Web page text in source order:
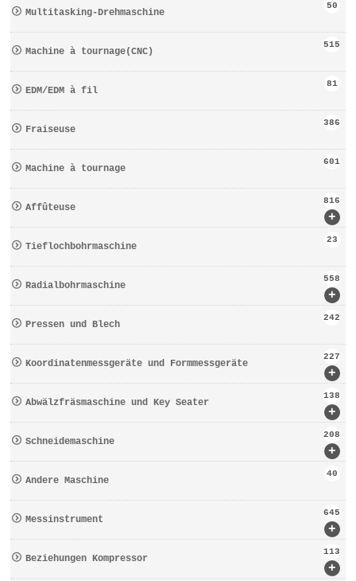
Multitasking-Drehmaschine
50
Machine à tournage(CNC)
515
EDM/EDM à fil
81
Fraiseuse
386
Machine à tournage
601
+
Affûteuse
816
Tieflochbohrmaschine
23
+
Radialbohrmaschine
558
Pressen und Blech
242
+
Koordinatenmessgeräte und Formmessgeräte
227
+
Abwälzfräsmaschine und Key Seater
138
+
Schneidemaschine
208
Andere Maschine
40
+
Messinstrument
645
+
Beziehungen Kompressor
113